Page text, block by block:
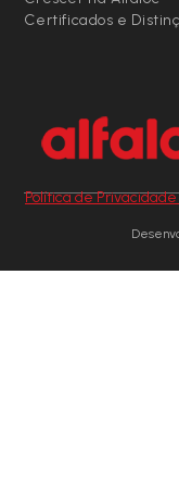
Certificados e
Política de